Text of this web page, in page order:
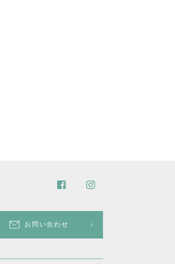
お問い合わせ